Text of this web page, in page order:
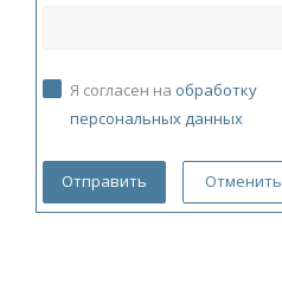
Я согласен на обработку
персональных данных
Отменить